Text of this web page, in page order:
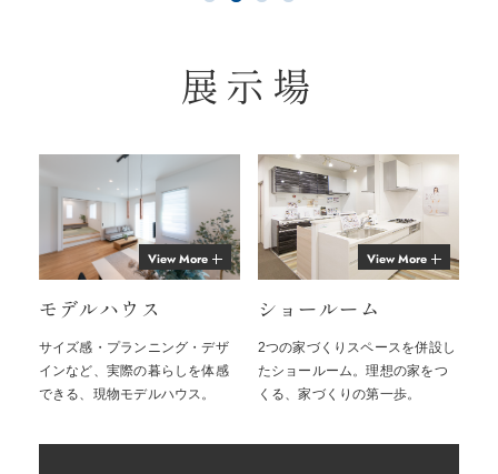
展示場
View More
モデルハウス
サイズ感・プランニング・デザ
インなど、実際の暮らしを体感
できる、現物モデルハウス。
View More
ショールーム
2つの家づくりスペースを併設し
たショールーム。理想の家をつ
くる、家づくりの第一歩。